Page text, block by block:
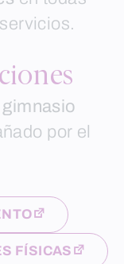
por el
FÍSICAS